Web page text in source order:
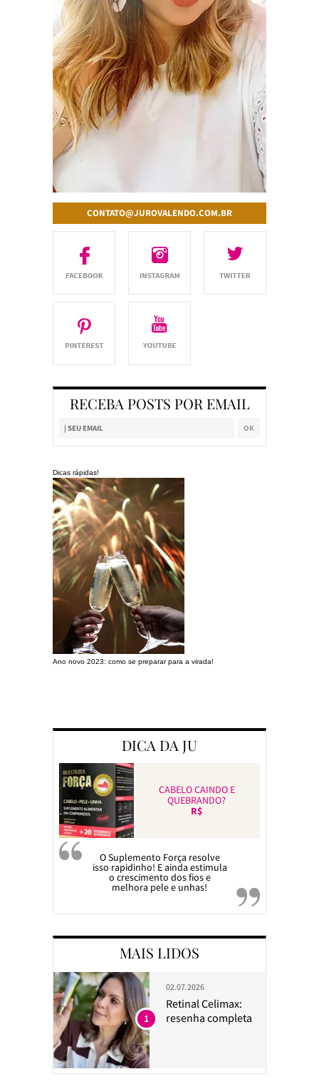
CONTATO@JUROVALENDO.COM.BR
RECEBA POSTS POR EMAIL
Dicas rápidas!
Ano novo 2023: como se preparar para a virada!
DICA DA JU
CABELO CAINDO E
QUEBRANDO?
R$
O Suplemento Força resolve
isso rapidinho! E ainda estimula
o crescimento dos fios e
melhora pele e unhas!
MAIS LIDOS
02.07.2026
Retinal Celimax:
resenha completa
1